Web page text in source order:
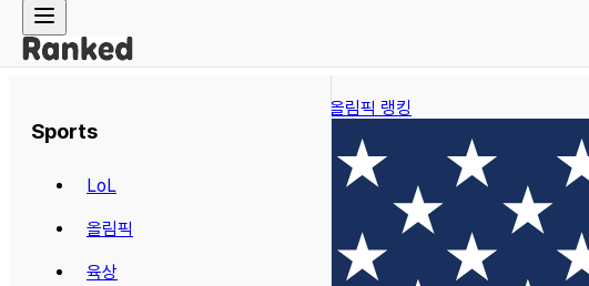
Sports
LoL
올림픽
육상
← 올림픽 랭킹